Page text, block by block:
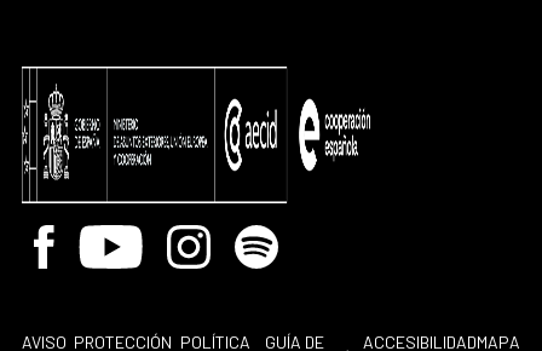
Facebook
Youtube InstagramSpotify
AVISO PROTECCIÓN POLÍTICA
GUÍA DE
ACCESIBILIDADMAPA